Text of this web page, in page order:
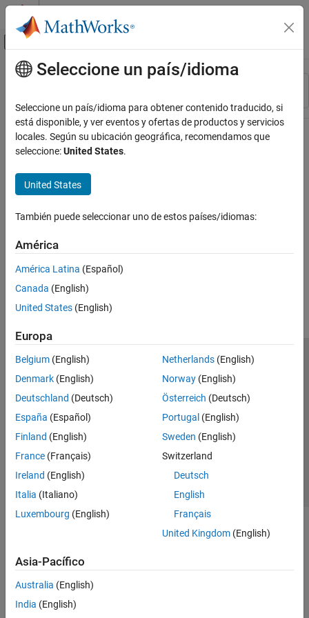
Saltar al contenido
Mostrar/ocultar menú de navegación
Recurso
Contenido principal
Seleccione un país/idioma
Seleccione un país/idioma para obtener contenido traducido, si
está disponible, y ver eventos y ofertas de productos y servicios
locales. Según su ubicación geográfica, recomendamos que
seleccione:United States.
United States
También puede seleccionar uno de estos países/idiomas:
América
América Latina (Español)
Canada (English)
United States (English)
Europa
Belgium (English)
Denmark (English)
Deutschland (Deutsch)
España (Español)
Finland (English)
France (Français)
Ireland (English)
Italia (Italiano)
Luxembourg (English)
Netherlands(English)
Norway(English)
Österreich (Deutsch)
Portugal (English)
Sweden (English)
Switzerland
Deutsch
English
Français
United Kingdom(English)
Asia-Pacífico
Australia (English)
India (English)
Centro de confianza
Marcas comerciales
Política de privacidad
Antipiratería
Estado de las aplicaciones
Información de contacto
© 1994-2026 The MathWorks, Inc.